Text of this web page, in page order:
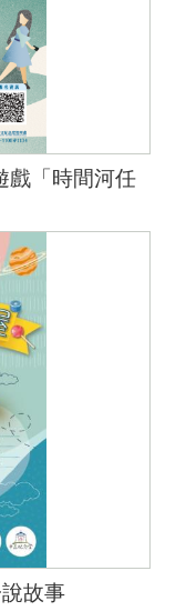
戲「時間河任
故事